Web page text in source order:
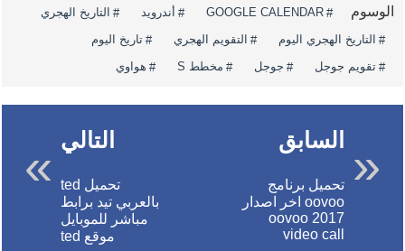
الوسوم GOOGLE CALENDAR أندرويد
التاريخ الهجري
التاريخ الهجري اليوم
التقويم الهجري
تاريخ اليوم
تقويم جوجل
جوجل مخطط S هواوي
السابق
تحميل برنامج
oovoo اخر اصدار
2017 oovoo
video call
التالي
تحميل ted
بالعربي تيد برابط
مباشر للموبايل
موقع ted